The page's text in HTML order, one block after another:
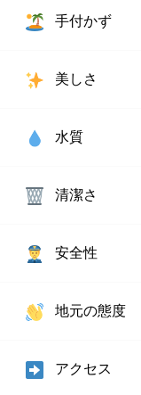
手付かず
美しさ
水質
清潔さ
安全性
地元の態度
アクセス